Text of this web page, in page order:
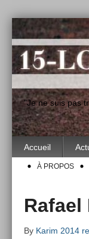
"Je ne suis pas
Accueil
À PROPOS
Rafael
By Karim 2014